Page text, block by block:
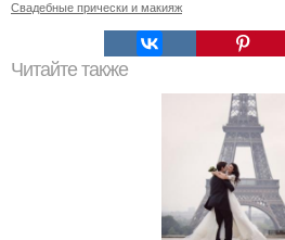
Свадебные прически и макияж
Читайте также